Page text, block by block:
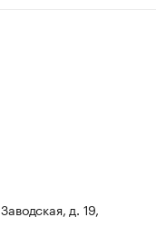
д. 19,